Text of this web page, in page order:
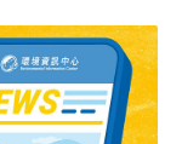
在台灣出現問
蟹充滿信心，覺
，如果衛生署抽
敢保證。